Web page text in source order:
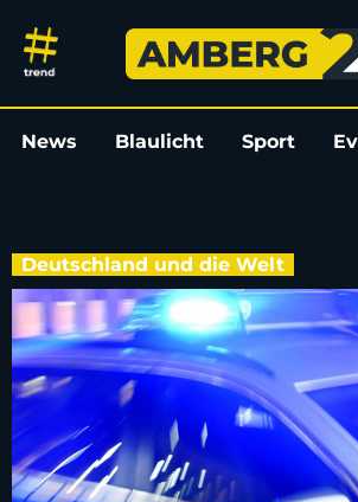
Einjähriges Kind am
News Blaulicht Sport
Deutschland und die Welt